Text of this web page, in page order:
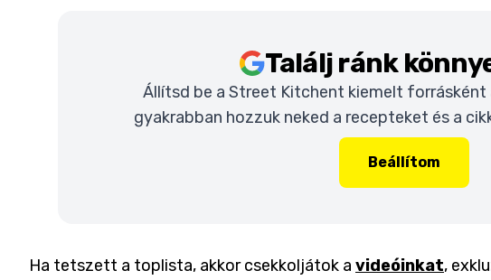
Találj ránk
Állítsd be a Street Kitchent kiemelt forrásként
gyakrabban hozzuk neked a recepteket és a
Beállítom
Ha tetszett a toplista, akkor csekkoljátok a videóinkat,